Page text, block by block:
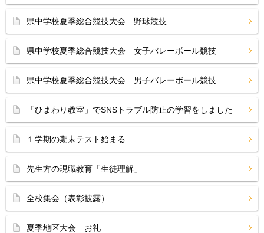
県中学校夏季総合競技大会 野球競技
県中学校夏季総合競技大会 女子バレーボール競技
県中学校夏季総合競技大会 男子バレーボール競技
「ひまわり教室」でSNSトラブル防止の学習をしました
１学期の期末テスト始まる
先生方の現職教育「生徒理解」
全校集会（表彰披露）
夏季地区大会 お礼